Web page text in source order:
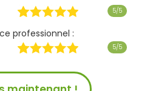
5/5
professionnel :
5/5